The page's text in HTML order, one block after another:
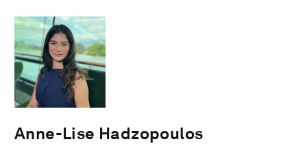
Anne-Lise Hadzopoulos